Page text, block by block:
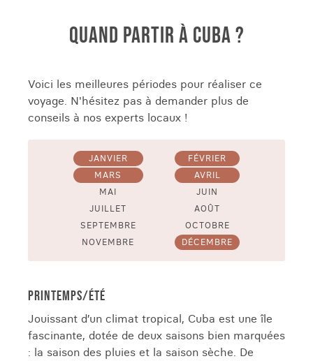
QUAND PARTIR À CUBA ?
Voici les meilleures périodes pour réaliser ce
voyage. N'hésitez pas à demander plus de
conseils à nos experts locaux !
JANVIER
FÉVRIER
MARS
AVRIL
MAI
JUIN
JUILLET
AOÛT
SEPTEMBRE
OCTOBRE
NOVEMBRE
DÉCEMBRE
PRINTEMPS/ÉTÉ
Jouissant d’un climat tropical, Cuba est une île
fascinante, dotée de deux saisons bien marquées
: la saison des pluies et la saison sèche. De